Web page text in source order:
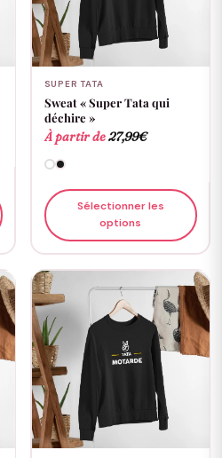
SUPER TATA
Sweat « Super Tata qui
déchire »
À partir de27,99€
Sélectionner les
options